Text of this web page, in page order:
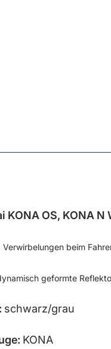
KONA OS, KONA
Verwirbelungen beim
geformte
schwarz/grau
KONA